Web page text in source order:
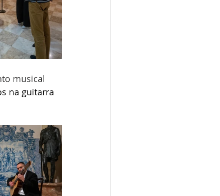
musical
na guitarra